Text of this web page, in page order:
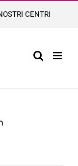
CENTRI